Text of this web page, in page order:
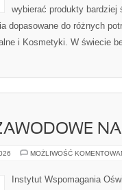
wybierać produkty bardziej
dopasowane do różnych
i Kosmetyki. W świecie
MOŻLIWOŚĆ
Instytut Wspomagania